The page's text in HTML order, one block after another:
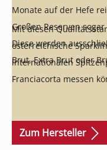
Monate auf der Hefe
Großen Reserven
Diese werden
Brut, Extra Brut oder
Mit diesen
österreichische
internationalen
Franciacorta messen
Zum Hersteller